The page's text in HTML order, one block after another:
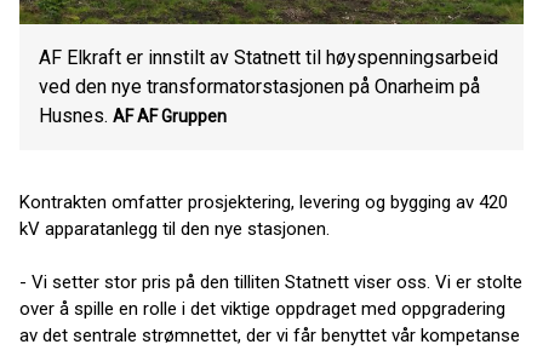
AF Elkraft er innstilt av Statnett til høyspenningsarbeid
ved den nye transformatorstasjonen på Onarheim på
Husnes. AFAF Gruppen
Kontrakten omfatter prosjektering, levering og bygging av 420
kV apparatanlegg til den nye stasjonen.
- Vi setter stor pris på den tilliten Statnett viser oss. Vi er stolte
over å spille en rolle i det viktige oppdraget med oppgradering
av det sentrale strømnettet, der vi får benyttet vår kompetanse